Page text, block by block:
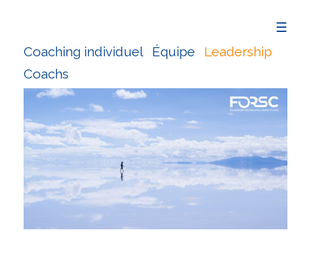
☰
Coaching individuel
Équipe
Leadership
Coachs